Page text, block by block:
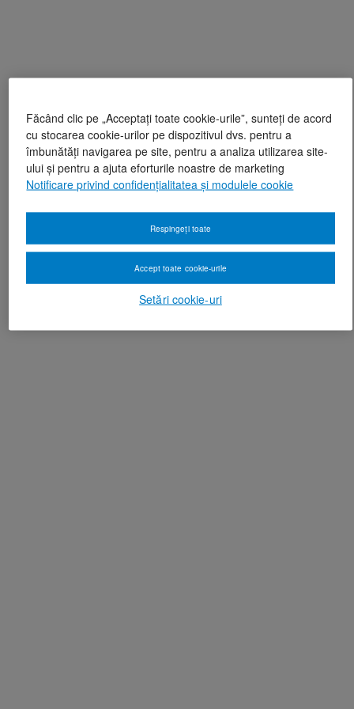
Făcând clic pe „Acceptați toate cookie-urile”, sunteți de acord
cu stocarea cookie-urilor pe dispozitivul dvs. pentru a
îmbunătăți navigarea pe site, pentru a analiza utilizarea site-
ului și pentru a ajuta eforturile noastre de marketing
Notificare privind confidențialitatea și modulele cookie
Setări cookie-uri
Respingeți toate
Accept toate cookie-urile